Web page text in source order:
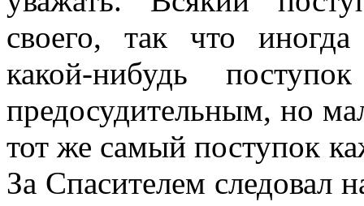
своего, так что
какой-нибудь
предосудительным, но
тот же самый поступок
За Спасителем следовал